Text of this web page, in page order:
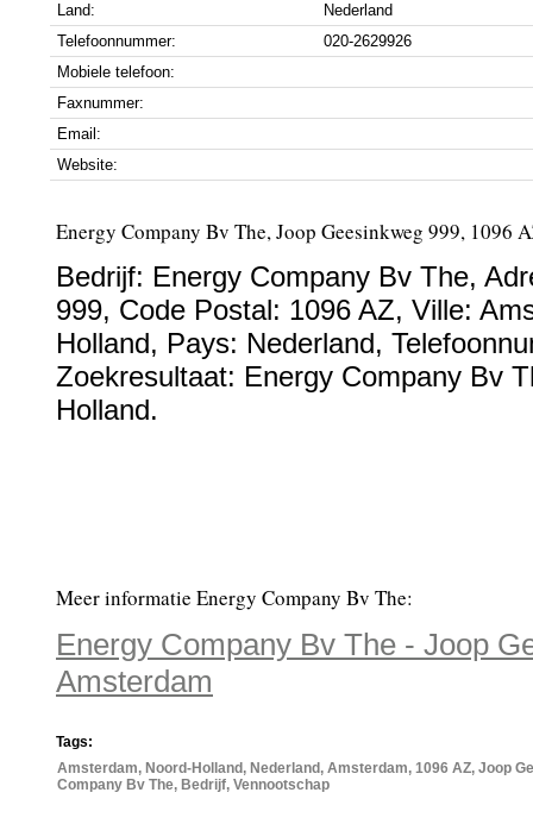
Land:
Nederland
Telefoonnummer:
020-2629926
Mobiele telefoon:
Faxnummer:
Email:
Website:
Energy Company Bv The, Joop Geesinkweg 999, 1096
Bedrijf: Energy Company Bv The,
999, Code Postal: 1096 AZ, Ville:
Holland, Pays: Nederland,
Zoekresultaat: Energy Company Bv
Holland.
Meer informatie Energy Company Bv The:
Energy Company Bv The - Joop
Amsterdam
Tags:
Amsterdam, Noord-Holland, Nederland, Amsterdam, 1096 AZ, Joop
Company Bv The, Bedrijf, Vennootschap